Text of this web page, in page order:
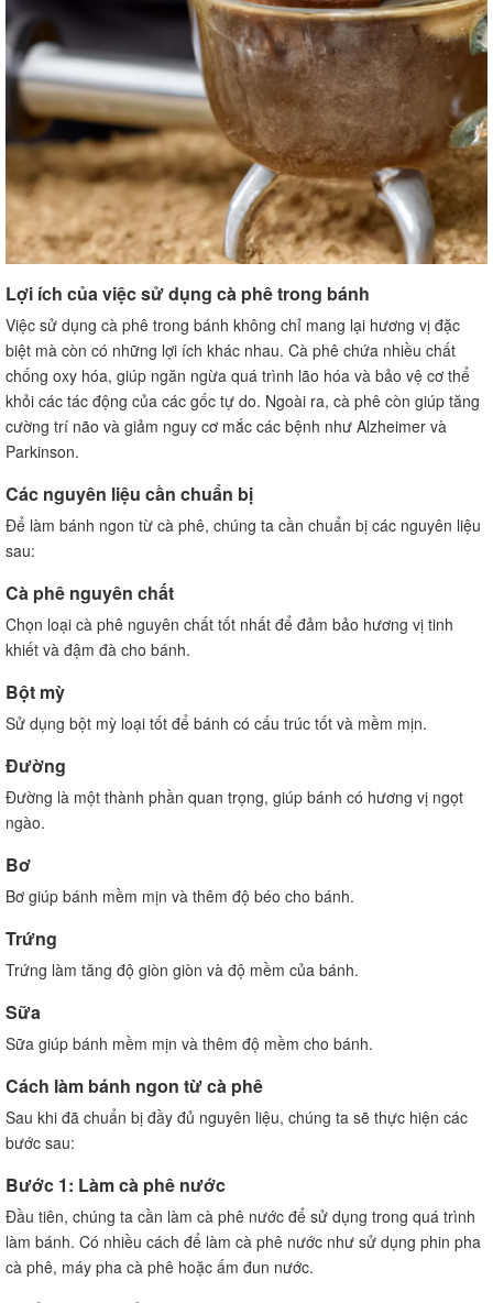
Lợi ích của việc sử dụng cà phê trong bánh
Việc sử dụng cà phê trong bánh không chỉ mang lại hương vị đặc
biệt mà còn có những lợi ích khác nhau. Cà phê chứa nhiều chất
chống oxy hóa, giúp ngăn ngừa quá trình lão hóa và bảo vệ cơ thể
khỏi các tác động của các gốc tự do. Ngoài ra, cà phê còn giúp tăng
cường trí não và giảm nguy cơ mắc các bệnh như Alzheimer và
Parkinson.
Các nguyên liệu cần chuẩn bị
Để làm bánh ngon từ cà phê, chúng ta cần chuẩn bị các nguyên liệu
sau:
Cà phê nguyên chất
Chọn loại cà phê nguyên chất tốt nhất để đảm bảo hương vị tinh
khiết và đậm đà cho bánh.
Bột mỳ
Sử dụng bột mỳ loại tốt để bánh có cấu trúc tốt và mềm mịn.
Đường
Đường là một thành phần quan trọng, giúp bánh có hương vị ngọt
ngào.
Bơ
Bơ giúp bánh mềm mịn và thêm độ béo cho bánh.
Trứng
Trứng làm tăng độ giòn giòn và độ mềm của bánh.
Sữa
Sữa giúp bánh mềm mịn và thêm độ mềm cho bánh.
Cách làm bánh ngon từ cà phê
Sau khi đã chuẩn bị đầy đủ nguyên liệu, chúng ta sẽ thực hiện các
bước sau:
Bước 1: Làm cà phê nước
Đầu tiên, chúng ta cần làm cà phê nước để sử dụng trong quá trình
làm bánh. Có nhiều cách để làm cà phê nước như sử dụng phin pha
cà phê, máy pha cà phê hoặc ấm đun nước.